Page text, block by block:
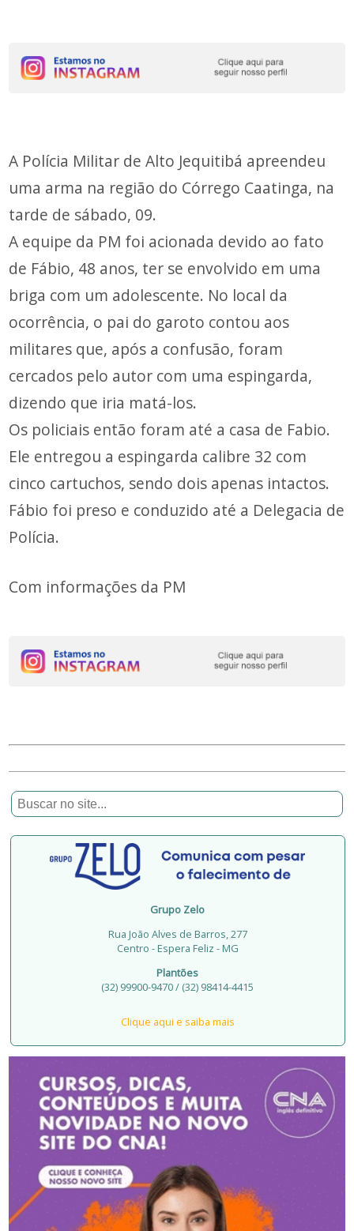
A Polícia Militar de Alto Jequitibá apreendeu
uma arma na região do Córrego Caatinga, na
tarde de sábado, 09.
A equipe da PM foi acionada devido ao fato
de Fábio, 48 anos, ter se envolvido em uma
briga com um adolescente. No local da
ocorrência, o pai do garoto contou aos
militares que, após a confusão, foram
cercados pelo autor com uma espingarda,
dizendo que iria matá-los.
Os policiais então foram até a casa de Fabio.
Ele entregou a espingarda calibre 32 com
cinco cartuchos, sendo dois apenas intactos.
Fábio foi preso e conduzido até a Delegacia de
Polícia.
Com informações da PM
Grupo Zelo
Rua João Alves de Barros, 277
Centro - Espera Feliz - MG
Plantões
(32) 99900-9470 / (32) 98414-4415
Clique aqui e saiba mais